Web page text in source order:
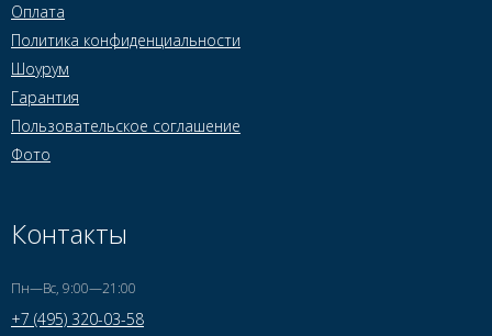
Оплата
Политика конфиденциальности
Шоурум
Гарантия
Пользовательское соглашение
Фото
Контакты
Пн—Вс, 9:00—21:00
+7 (495) 320-03-58